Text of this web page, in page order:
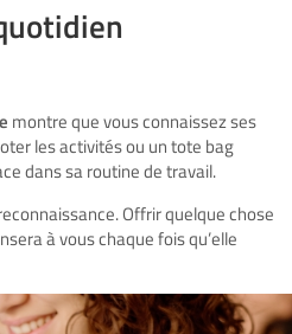
montre que vous connaissez ses
les activités ou un tote bag
dans sa routine de travail.
Offrir quelque chose
à vous chaque fois qu’elle